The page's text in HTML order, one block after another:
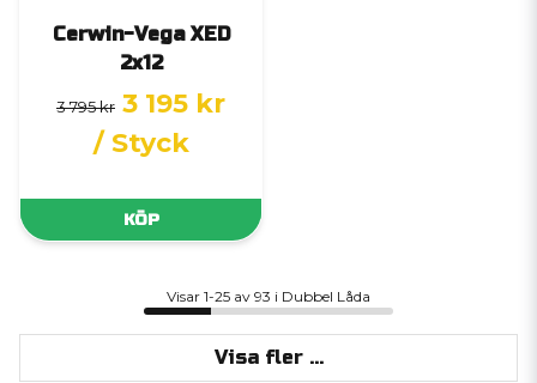
Cerwin-Vega XED
2x12
3 795 kr 3 195 kr
/ Styck
KÖP
Visar 1-25 av 93 i Dubbel Låda
Visa fler ...